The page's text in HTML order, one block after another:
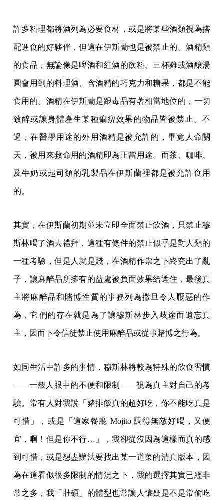
許多料理都將酒列為必要食材，或是將某些酒類視為搭
配進食的好夥伴，但這在伊斯蘭也是被禁止的。酒精類
的食品，無論像是啤酒和紅酒的飲料、三杯雞或酒釀湯
圓會用到的料理酒、含酒精的巧克力和糖果，都是不能
食用的。酒精在伊斯蘭是跟毒品有著相當地位的，一切
致醉或讓身體產生某種痲痹效果的物品皆被禁止。不
過，在醫學用途的外用酒精是被允許的，畢竟人命關
天，被用來救命用的酒精即為正當用途。而茶、咖啡、
及牛奶或起司類的乳製品在伊斯蘭裡都是被允許食用
的。
其實，在伊斯蘭初期並未立即全面禁止飲酒，只禁止穆
斯林喝了酒去禮拜，這種有條件的禁止似乎是對人類的
一種考驗，但是人就是賤，在酒精作祟之下終究出了亂
子，讓麻醉品所擁有的益處被負面效果給遮住，最後真
主將麻醉品和賭博性質的事務列為撒旦令人厭惡的作
為，它們的存在就是為了讓穆斯林步入歧途而遺忘真
主，因而下令信徒禁止使用麻醉品或從事賭博之行為。
如同生活中許多的事情，穆斯林將較為特殊的飲食習慣
——一般人眼中的不便和限制——視為真主對自己的考
驗。常有人對我說「豬排飯真的超好吃，你不能吃真是
可惜」，或是「這家餐廳 Mojito 調得無敵好喝，又便
宜，啊！但是你不行…」，我卻從沒因為這樣而真的感
到可惜，或是想盡辦法要找出某一道菜的清真版本，因
為在這看似很多限制的情況之下，我的選擇其實已經非
常之多，我「壯碩」的體型也常讓人懷疑是不是常偷吃